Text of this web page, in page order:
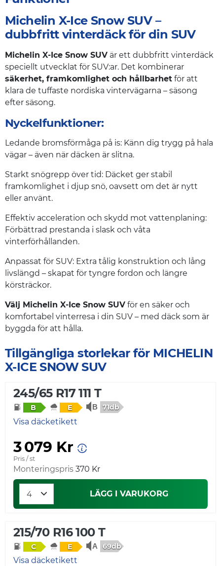
Michelin X-Ice Snow SUV –
dubbfritt vinterdäck för din SUV
Michelin X-Ice Snow SUV är ett dubbfritt vinterdäck
speciellt utvecklat för SUV:ar. Det kombinerar
säkerhet, framkomlighet och hållbarhet för att
klara de tuffaste nordiska vintervägarna – säsong
efter säsong.
Nyckelfunktioner:
Ledande bromsförmåga på is: Känn dig trygg på hala
vägar – även när däcken är slitna.
Starkt snögrepp över tid: Däcket ger stabil
framkomlighet i djup snö, oavsett om det är nytt
eller använt.
Effektiv acceleration och skydd mot vattenplaning:
Förbättrad prestanda i slask och våta
vinterförhållanden.
Anpassat för SUV: Extra tålig konstruktion och lång
livslängd – skapat för tyngre fordon och längre
körsträckor.
Välj Michelin X-Ice Snow SUV för en säker och
komfortabel vinterresa i din SUV – med däck som är
byggda för att hålla.
Tillgängliga storlekar för MICHELIN
X-ICE SNOW SUV
245/65 R17 111 T
B E 71db
Visa däcketikett
3 079 Kr
Pris / st
Monteringspris 370 Kr
LÄGG I VARUKORG
215/70 R16 100 T
C E 69db
Visa däcketikett